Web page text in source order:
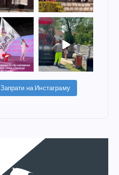
Запрати на Инстаграму